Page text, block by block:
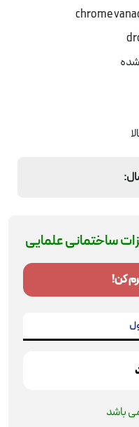
ساختمانی علمایی
کن!
باشد